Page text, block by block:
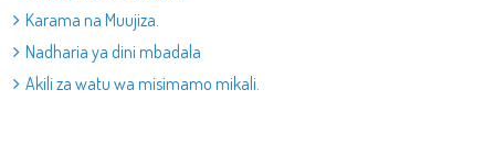
Karama na Muujiza.
Nadharia ya dini mbadala
Akili za watu wa misimamo mikali.